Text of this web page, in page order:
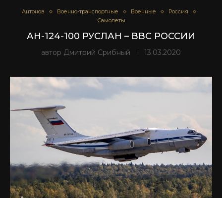
Антонов Военно-транспортные Военные
Россия
Самолеты
АН-124-100 РУСЛАН – ВВС РОССИИ
автор Дмитрий Срибный 13.03.2020